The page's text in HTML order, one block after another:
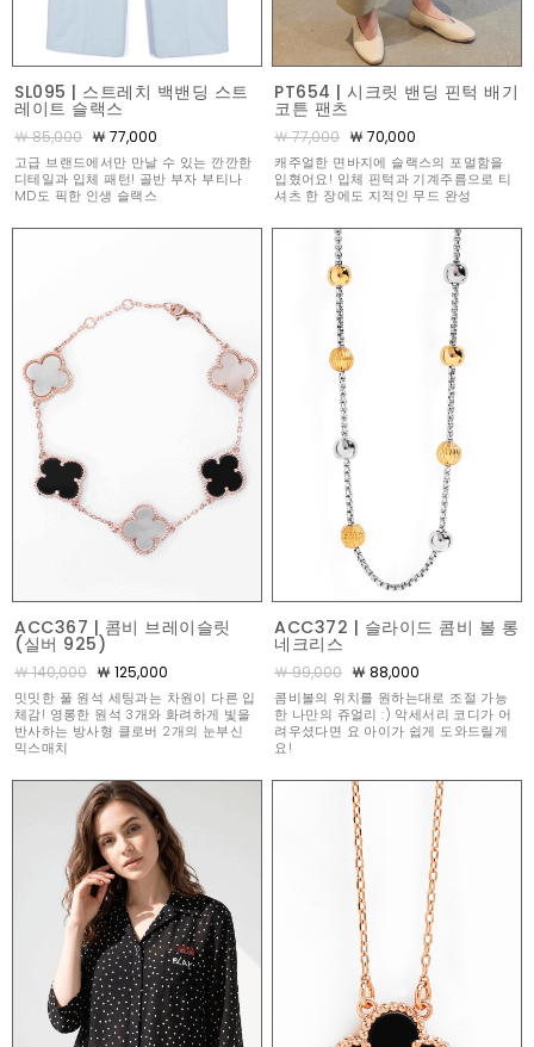
SL095 | 스트레치 백밴딩 스트
레이트 슬랙스
￦ 85,000 ￦ 77,000
고급 브랜드에서만 만날 수 있는 깐깐한
디테일과 입체 패턴! 골반 부자 부티나
MD도 픽한 인생 슬랙스
PT654 | 시크릿 밴딩 핀턱 배기
코튼 팬츠
￦ 77,000 ￦ 70,000
캐주얼한 면바지에 슬랙스의 포멀함을
입혔어요! 입체 핀턱과 기계주름으로 티
셔츠 한 장에도 지적인 무드 완성
ACC367 | 콤비 브레이슬릿
(실버 925)
￦ 140,000 ￦ 125,000
밋밋한 풀 원석 세팅과는 차원이 다른 입
체감! 영롱한 원석 3개와 화려하게 빛을
반사하는 방사형 클로버 2개의 눈부신
믹스매치
ACC372 | 슬라이드 콤비 볼 롱
네크리스
￦ 99,000 ￦ 88,000
콤비볼의 위치를 원하는대로 조절 가능
한 나만의 쥬얼리 :) 악세서리 코디가 어
려우셨다면 요 아이가 쉽게 도와드릴게
요!